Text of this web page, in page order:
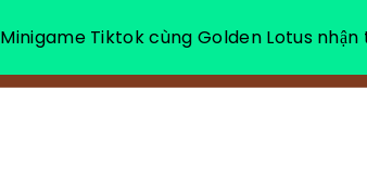
Minigame Tiktok cùng Golden Lotus nhận